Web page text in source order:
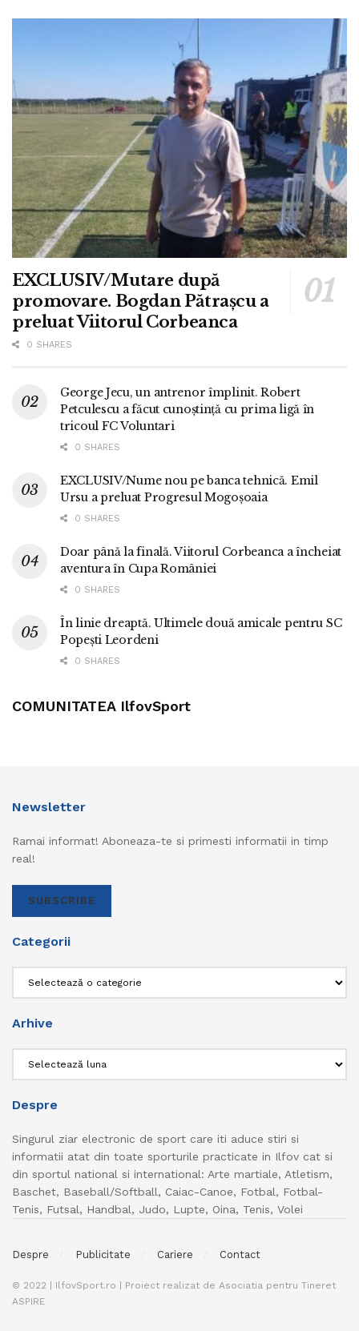
EXCLUSIV/Mutare după
promovare. Bogdan Pătrașcu a
preluat Viitorul Corbeanca
0 SHARES
George Jecu, un antrenor împlinit. Robert
Petculescu a făcut cunoștință cu prima ligă în
tricoul FC Voluntari
0 SHARES
EXCLUSIV/Nume nou pe banca tehnică. Emil
Ursu a preluat Progresul Mogoșoaia
0 SHARES
Doar până la finală. Viitorul Corbeanca a încheiat
aventura în Cupa României
0 SHARES
În linie dreaptă. Ultimele două amicale pentru SC
Popești Leordeni
0 SHARES
COMUNITATEA IlfovSport
Newsletter
Ramai informat! Aboneaza-te si primesti informatii in timp
real!
SUBSCRIBE
Categorii
Arhive
Despre
Singurul ziar electronic de sport care iti aduce stiri si
informatii atat din toate sporturile practicate in Ilfov cat si
din sportul national si international: Arte martiale, Atletism,
Baschet, Baseball/Softball, Caiac-Canoe, Fotbal, Fotbal-
Tenis, Futsal, Handbal, Judo, Lupte, Oina, Tenis, Volei
Despre Publicitate Cariere Contact
© 2022 | IlfovSport.ro | Proiect realizat de Asociatia pentru Tineret
ASPIRE